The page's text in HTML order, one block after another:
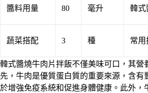
醬料用量 80 毫升 韓式
蔬菜搭配 3 種 常用
韓式醬燒牛肉片拌飯不僅美味可口，其營
先，牛肉是優質蛋白質的重要來源，含有
於增強免疫系統和促進身體健康。此外，